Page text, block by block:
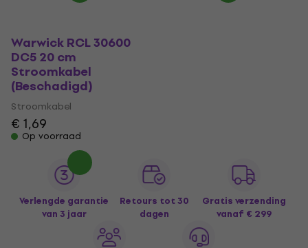
Warwick RCL 30600
DC5 20 cm
Stroomkabel
(Beschadigd)
Stroomkabel
€ 1,69
Op voorraad
Verlengde garantie
van 3 jaar
Retours tot 30
dagen
Gratis verzending
vanaf € 299